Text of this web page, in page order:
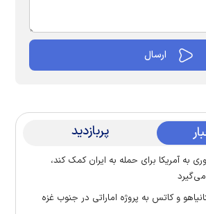
پربازدید
به آمریکا برای حمله به ایران کمک کند،
و کاتس به پروژه اماراتی در جنوب غزه